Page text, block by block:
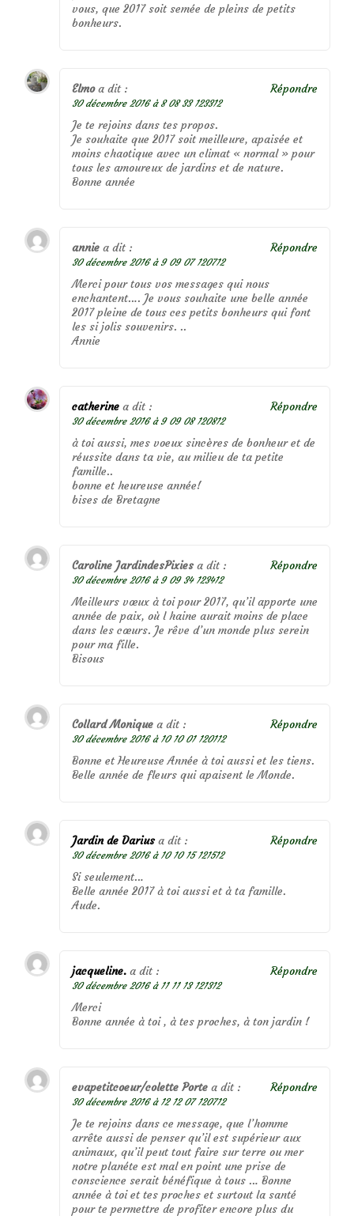
vous, que 2017 soit semée de pleins de petits
bonheurs.
Elmo a dit :
30 décembre 2016 à 8 08 33 123312
Je te rejoins dans tes propos.
Je souhaite que 2017 soit meilleure, apaisée et
moins chaotique avec un climat « normal » pour
tous les amoureux de jardins et de nature.
Bonne année
Répondre
annie a dit :
30 décembre 2016 à 9 09 07 120712
Merci pour tous vos messages qui nous
enchantent…. Je vous souhaite une belle année
2017 pleine de tous ces petits bonheurs qui font
les si jolis souvenirs. ..
Annie
Répondre
catherine a dit :
30 décembre 2016 à 9 09 08 120812
à toi aussi, mes voeux sincères de bonheur et de
réussite dans ta vie, au milieu de ta petite
famille..
bonne et heureuse année!
bises de Bretagne
Répondre
Caroline JardindesPixies a dit :
30 décembre 2016 à 9 09 34 123412
Meilleurs vœux à toi pour 2017, qu’il apporte une
année de paix, où l haine aurait moins de place
dans les cœurs. Je rêve d’un monde plus serein
pour ma fille.
Bisous
Répondre
Collard Monique a dit :
30 décembre 2016 à 10 10 01 120112
Bonne et Heureuse Année à toi aussi et les tiens.
Belle année de fleurs qui apaisent le Monde.
Répondre
Jardin de Darius a dit :
30 décembre 2016 à 10 10 15 121512
Si seulement…
Belle année 2017 à toi aussi et à ta famille.
Aude.
Répondre
jacqueline. a dit :
30 décembre 2016 à 11 11 13 121312
Merci
Bonne année à toi , à tes proches, à ton jardin !
Répondre
evapetitcoeur/colette Porte a dit :
30 décembre 2016 à 12 12 07 120712
Je te rejoins dans ce message, que l’homme
arrête aussi de penser qu’il est supérieur aux
animaux, qu’il peut tout faire sur terre ou mer
notre planéte est mal en point une prise de
conscience serait bénéfique à tous … Bonne
année à toi et tes proches et surtout la santé
pour te permettre de profiter encore plus du
Répondre